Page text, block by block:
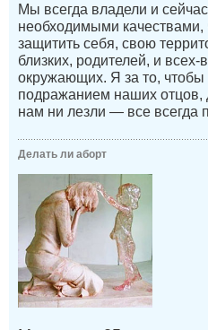
Мы всегда владели и
необходимыми качествами,
защитить себя, свою
близких, родителей, и
окружающих. Я за то,
подражанием наших отцов,
нам ни лезли — все всегда
Делать ли аборт